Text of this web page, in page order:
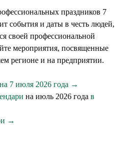
праздников 7
события и даты в честь людей,
своей профессиональной
мероприятия, посвященные
регионе и на предприятии.
7 июля 2026 года →
на июль 2026 года в
→